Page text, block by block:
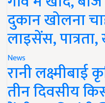
दुकान खोलना
लाइसेंस,
News
रानी लक्ष्मीबाई
तीन दिवसीय